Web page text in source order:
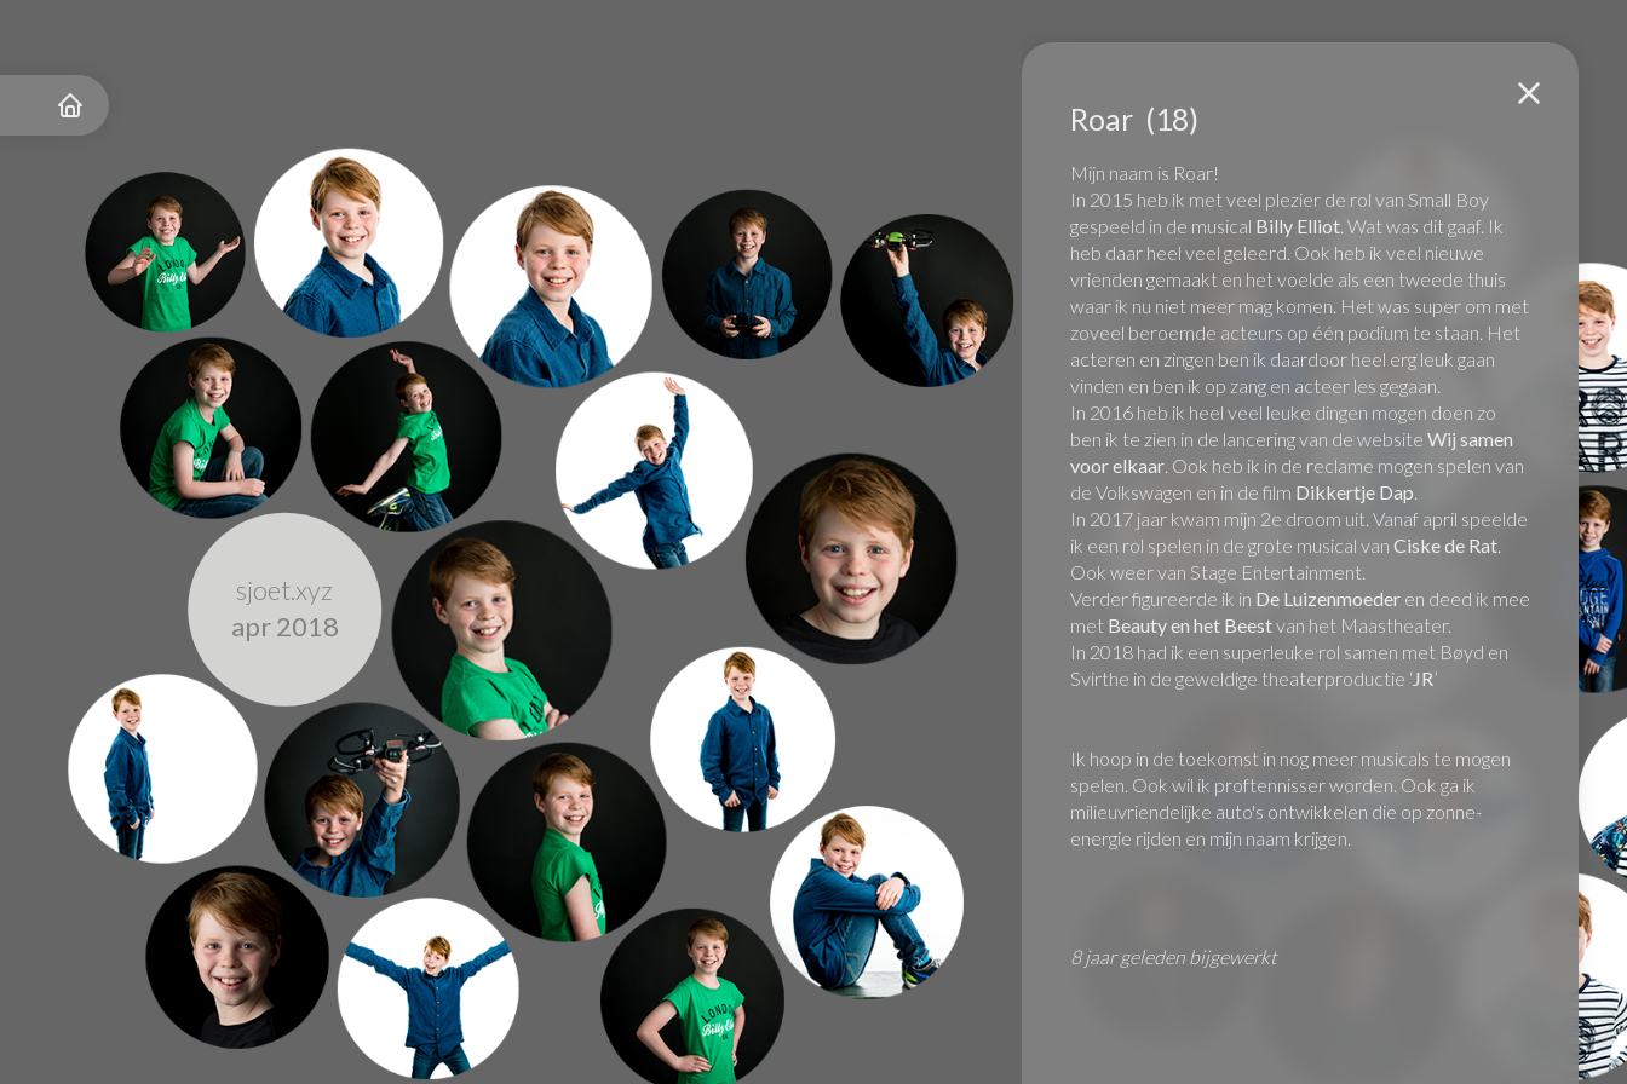
sjoet.xyz
apr 2018
sjoet.xyz
okt 2016
Roar (18)
Mijn naam is Roar!
In 2015 heb ik met veel plezier de rol van Small Boy
gespeeld in de musical Billy Elliot. Wat was dit gaaf. Ik
heb daar heel veel geleerd. Ook heb ik veel nieuwe
vrienden gemaakt en het voelde als een tweede thuis
waar ik nu niet meer mag komen. Het was super om met
zoveel beroemde acteurs op één podium te staan. Het
acteren en zingen ben ik daardoor heel erg leuk gaan
vinden en ben ik op zang en acteer les gegaan.
In 2016 heb ik heel veel leuke dingen mogen doen zo
ben ik te zien in de lancering van de website Wij samen
voor elkaar. Ook heb ik in de reclame mogen spelen van
de Volkswagen en in de film Dikkertje Dap.
In 2017 jaar kwam mijn 2e droom uit. Vanaf april speelde
ik een rol spelen in de grote musical van Ciske de Rat.
Ook weer van Stage Entertainment.
Verder figureerde ik in De Luizenmoeder en deed ik mee
met Beauty en het Beestvan het Maastheater.
In 2018 had ik een superleuke rol samen met Bøyd en
Svirthe in de geweldige theaterproductie ‘JR’
Ik hoop in de toekomst in nog meer musicals te mogen
spelen. Ook wil ik proftennisser worden. Ook ga ik
milieuvriendelijke auto's ontwikkelen die op zonne-
energie rijden en mijn naam krijgen.
8 jaar geleden bijgewerkt